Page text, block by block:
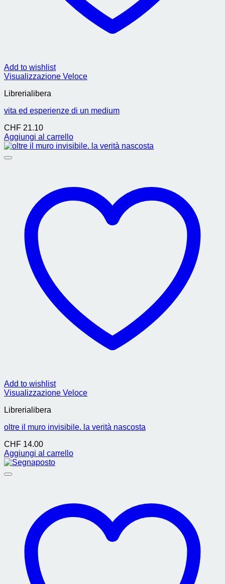
Add to wishlist
Visualizzazione Veloce
Librerialibera
vita ed esperienze di un medium
CHF 21.10
Aggiungi al carrello
Add to wishlist
Visualizzazione Veloce
Librerialibera
oltre il muro invisibile. la verità nascosta
CHF 14.00
Aggiungi al carrello